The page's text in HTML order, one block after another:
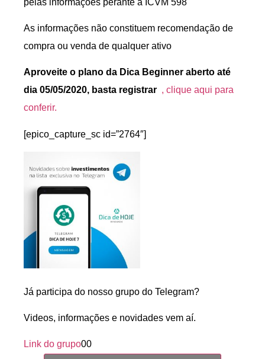
As informações não constituem recomendação de
compra ou venda de qualquer ativo
Aproveite o plano da Dica Beginner aberto até
dia 05/05/2020, basta registrar , clique aqui para
conferir.
[epico_capture_sc id=”2764″]
Já participa do nosso grupo do Telegram?
Videos, informações e novidades vem aí.
Link do grupo00